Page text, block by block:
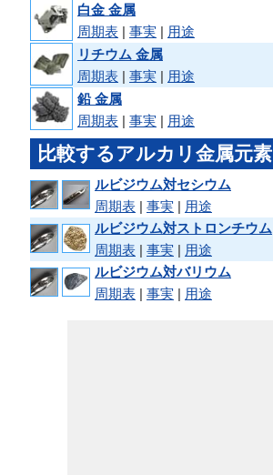
白金 金属
周期表 | 事実 | 用途
リチウム 金属
周期表 | 事実 | 用途
鉛 金属
周期表 | 事実 | 用途
比較するアルカリ金属元素
ルビジウム対セシウム
周期表 | 事実 | 用途
ルビジウム対ストロンチウム
周期表 | 事実 | 用途
ルビジウム対バリウム
周期表 | 事実 | 用途